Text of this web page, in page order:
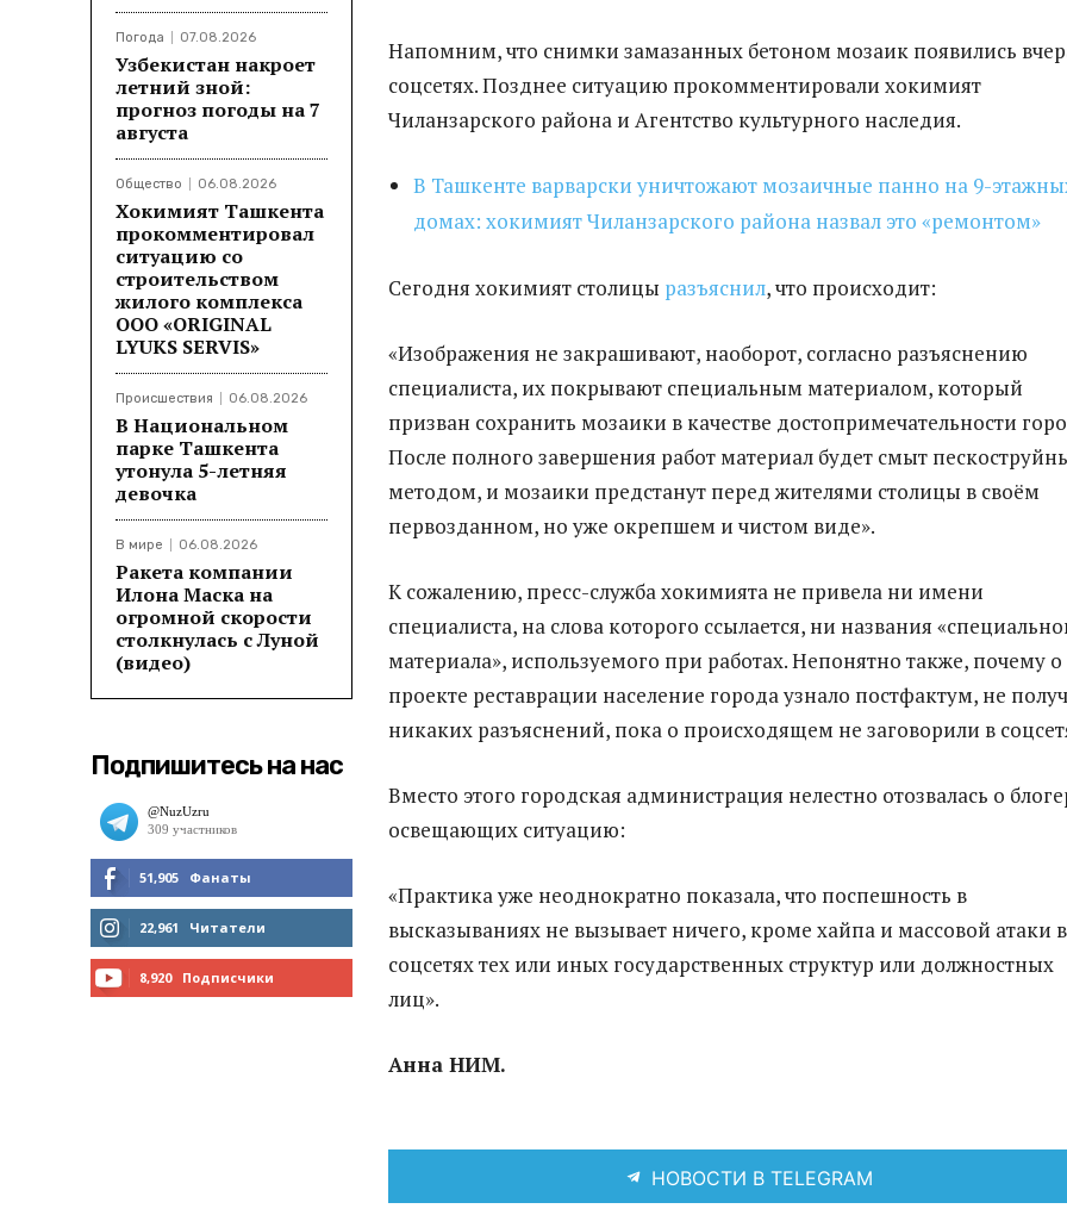
Погода 07.08.2026
Узбекистан накроет
летний зной:
прогноз погоды на 7
августа
Общество 06.08.2026
Хокимият Ташкента
прокомментировал
ситуацию со
строительством
жилого комплекса
ООО «ORIGINAL
LYUKS SERVIS»
Происшествия 06.08.2026
В Национальном
парке Ташкента
утонула 5-летняя
девочка
В мире 06.08.2026
Ракета компании
Илона Маска на
огромной скорости
столкнулась с Луной
(видео)
Подпишитесь на нас
51,905 Фанаты
МНЕ НРАВИТСЯ
22,961 Читатели
8,920 Подписчики
Напомним, что снимки замазанных бетоном мозаик появились
соцсетях. Позднее ситуацию прокомментировали хокимият
Чиланзарского района и Агентство культурного наследия.
В Ташкенте варварски уничтожают мозаичные панно на 9-
домах: хокимият Чиланзарского района назвал это «ремонтом»
Сегодня хокимият столицы разъяснил, что происходит:
«Изображения не закрашивают, наоборот, согласно разъяснению
специалиста, их покрывают специальным материалом, который
призван сохранить мозаики в качестве достопримечательности
После полного завершения работ материал будет смыт
методом, и мозаики предстанут перед жителями столицы в своём
первозданном, но уже окрепшем и чистом виде».
К сожалению, пресс-служба хокимията не привела ни имени
специалиста, на слова которого ссылается, ни названия
материала», используемого при работах. Непонятно также, почему о
проекте реставрации население города узнало постфактум, не
никаких разъяснений, пока о происходящем не заговорили в
Вместо этого городская администрация нелестно отозвалась о
освещающих ситуацию:
«Практика уже неоднократно показала, что поспешность в
высказываниях не вызывает ничего, кроме хайпа и массовой атаки в
соцсетях тех или иных государственных структур или должностных
лиц».
Анна НИМ.
НОВОСТИ В TELEGRAM